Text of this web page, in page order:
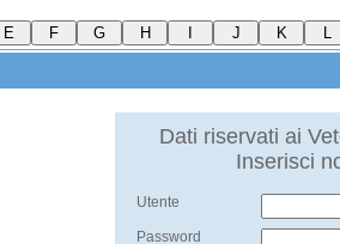
Dati riservati ai
Inserisci
Utente
Password